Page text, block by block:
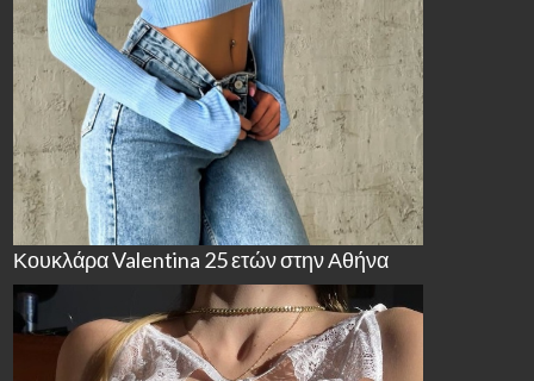
Κουκλάρα Valentina 25 ετών στην Αθήνα